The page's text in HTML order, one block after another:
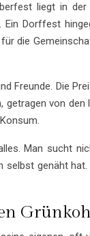
liegt in
Dorffest
die
Freunde. Die
getragen von den
Man sucht
selbst genäht